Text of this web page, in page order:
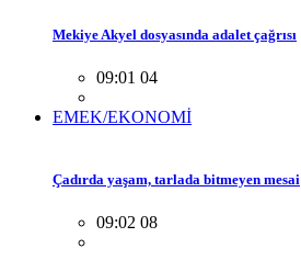
Mekiye Akyel dosyasında adalet çağrısı
09:01 04
EMEK/EKONOMİ
Çadırda yaşam, tarlada bitmeyen mesai
09:02 08